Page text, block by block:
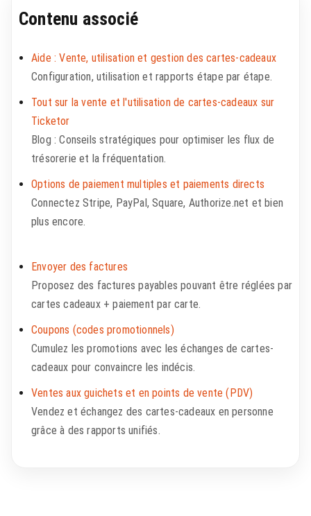
Contenu associé
Aide : Vente, utilisation et gestion des cartes-cadeaux
Configuration, utilisation et rapports étape par étape.
Tout sur la vente et l'utilisation de cartes-cadeaux sur
Ticketor
Blog : Conseils stratégiques pour optimiser les flux de
trésorerie et la fréquentation.
Options de paiement multiples et paiements directs
Connectez Stripe, PayPal, Square, Authorize.net et bien
plus encore.
Envoyer des factures
Proposez des factures payables pouvant être réglées par
cartes cadeaux + paiement par carte.
Coupons (codes promotionnels)
Cumulez les promotions avec les échanges de cartes-
cadeaux pour convaincre les indécis.
Ventes aux guichets et en points de vente (PDV)
Vendez et échangez des cartes-cadeaux en personne
grâce à des rapports unifiés.